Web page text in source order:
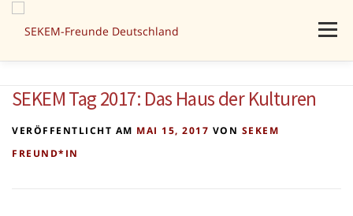
Menü
AKTUELLES PROJEKTE ÜBER UNS MITMACHEN
SPENDEN
SEKEM Tag 2017: Das Haus der Kulturen
VERÖFFENTLICHT AM MAI 15, 2017 VON SEKEM
FREUND*IN